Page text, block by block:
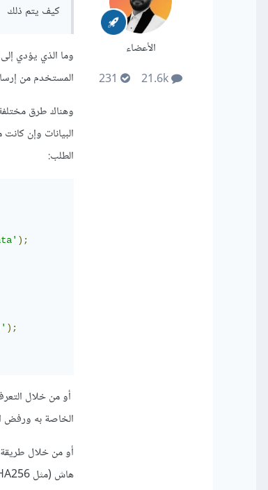
بالمستخدم في
الأعضاء
كيف يتم ذلك
وما الذي يؤدي
المستخدم من
وهناك طرق
البيانات وإن
الطلب:
);
);
الخاصة به ورفض